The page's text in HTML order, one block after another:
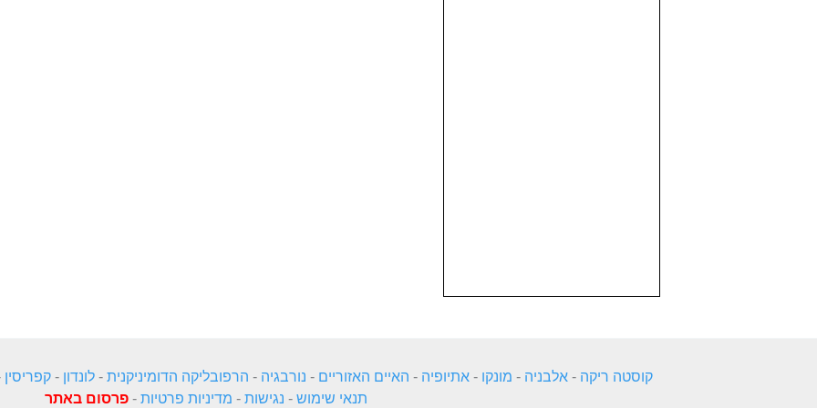
קוסטה ריקה -אלבניה - מונקו -אתיופיה - האיים האזוריים - נורבגיה - הרפובליקה הדומיניקנית -לונדון -קפריסין
תנאי שימוש - נגישות - מדיניות פרטיות - פרסום באתר